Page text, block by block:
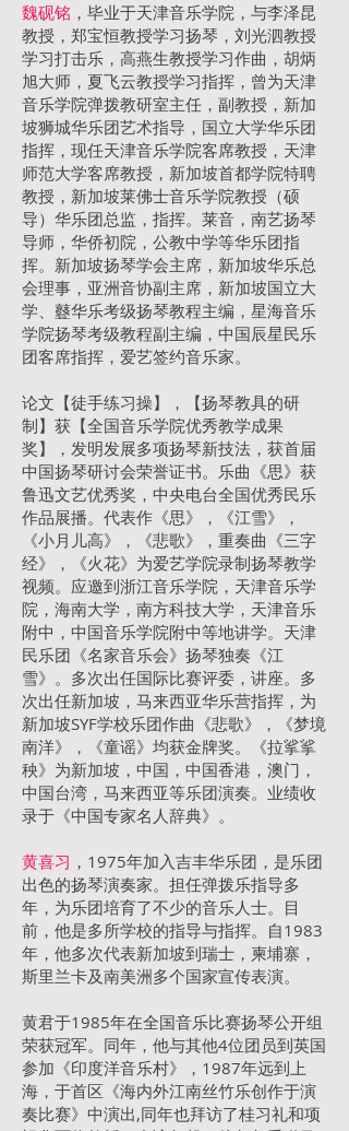
魏砚铭 ，毕业于天津音乐学院，与李泽昆
教授，郑宝恒教授学习扬琴，刘光泗教授
学习打击乐，高燕生教授学习作曲，胡炳
旭大师，夏飞云教授学习指挥，曾为天津
音乐学院弹拨教研室主任，副教授，新加
坡狮城华乐团艺术指导，国立大学华乐团
指挥，现任天津音乐学院客席教授，天津
师范大学客席教授，新加坡首都学院特聘
教授，新加坡莱佛士音乐学院教授（硕
导）华乐团总监，指挥。莱音，南艺扬琴
导师，华侨初院，公教中学等华乐团指
挥。新加坡扬琴学会主席，新加坡华乐总
会理事，亚洲音协副主席，新加坡国立大
学、鼟华乐考级扬琴教程主编，星海音乐
学院扬琴考级教程副主编，中国辰星民乐
团客席指挥，爱艺签约音乐家。
论文【徒手练习操】，【扬琴教具的研
制】获【全国音乐学院优秀教学成果
奖】，发明发展多项扬琴新技法，获首届
中国扬琴研讨会荣誉证书。乐曲《思》获
鲁迅文艺优秀奖，中央电台全国优秀民乐
作品展播。代表作《思》，《江雪》，
《小月儿高》，《悲歌》，重奏曲《三字
经》，《火花》为爱艺学院录制扬琴教学
视频。应邀到浙江音乐学院，天津音乐学
院，海南大学，南方科技大学，天津音乐
附中，中国音乐学院附中等地讲学。天津
民乐团《名家音乐会》扬琴独奏《江
雪》。多次出任国际比赛评委，讲座。多
次出任新加坡，马来西亚华乐营指挥，为
新加坡SYF学校乐团作曲《悲歌》，《梦境
南洋》，《童谣》均获金牌奖。《拉挲挲
秧》为新加坡，中国，中国香港，澳门，
中国台湾，马来西亚等乐团演奏。业绩收
录于《中国专家名人辞典》。
黄喜习 ，1975年加入吉丰华乐团，是乐团
出色的扬琴演奏家。担任弹拨乐指导多
年，为乐团培育了不少的音乐人士。目
前，他是多所学校的指导与指挥。自1983
年，他多次代表新加坡到瑞士，柬埔寨，
斯里兰卡及南美洲多个国家宣传表演。
黄君于1985年在全国音乐比赛扬琴公开组
荣获冠军。同年，他与其他4位团员到英国
参加《印度洋音乐村》，1987年远到上
海，于首区《海内外江南丝竹乐创作于演
奏比赛》中演出,同年也拜访了桂习礼和项